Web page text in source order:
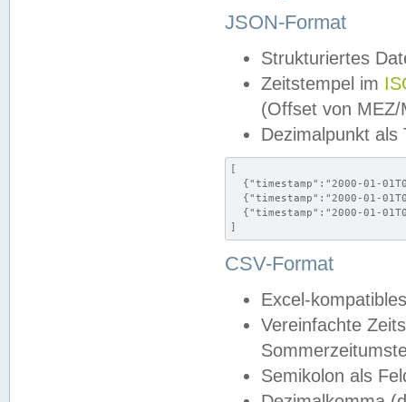
JSON-Format
Strukturiertes
Zeitstempel im
(Offset von MEZ/
Dezimalpunkt als
[
{"timestamp":"2000-01-
{"timestamp":"2000-01-
{"timestamp":"2000-01-
]
CSV-Format
Excel-
Vereinfachte
Semikolon als